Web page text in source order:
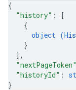
{
"history" :
[
{
object (
}
] ,
"nextPageToken"
"historyId" :
}